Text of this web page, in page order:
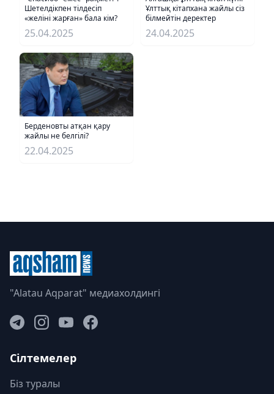
Шетелдікпен тілдесіп
«желіні жарған» бала кім?
25.04.2025
Ұлттық кітапхана жайлы сіз
білмейтін деректер
24.04.2025
Берденовты атқан қару
жайлы не белгілі?
22.04.2025
"Alatau Aqparat" медиахолдингі
Сілтемелер
Біз туралы